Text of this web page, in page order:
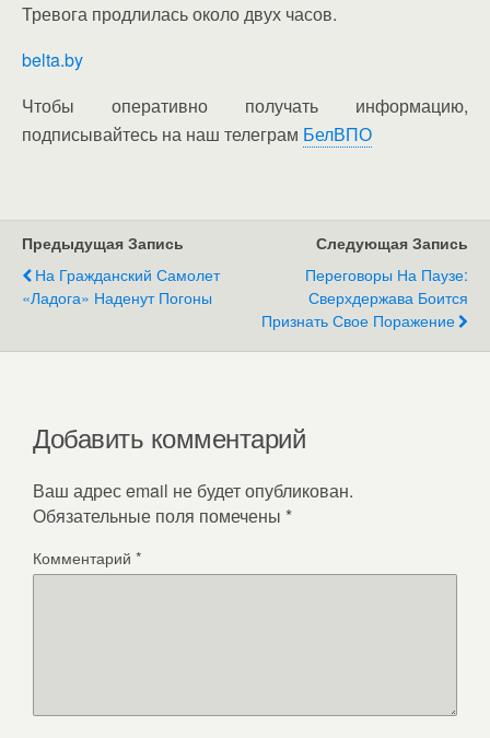
Тревога продлилась около двух часов.
belta.by
Чтобы оперативно получать информацию,
подписывайтесь на наш телеграм БелВПО
Предыдущая Запись
На Гражданский Самолет
«Ладога» Наденут Погоны
Следующая Запись
Переговоры На Паузе:
Сверхдержава Боится
Признать Свое Поражение
Добавить комментарий
Ваш адрес email не будет опубликован.
Обязательные поля помечены *
Комментарий *